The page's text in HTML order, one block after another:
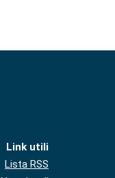
Link utili
Lista RSS